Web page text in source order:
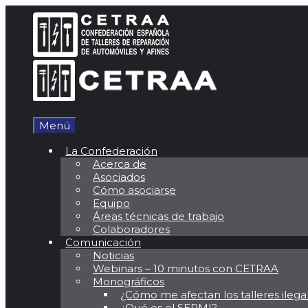
Saltar
contenido
Menú
La Confederación
Acerca de
Asociados
Cómo asociarse
Equipo
Áreas técnicas de trabajo
Colaboradores
Comunicación
Noticias
Webinars – 10 minutos con CETRAA
Monográficos
¿Cómo me afectan los talleres